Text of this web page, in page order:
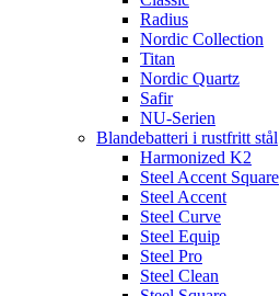
Radius
Nordic Collection
Titan
Nordic Quartz
Safir
NU-Serien
Blandebatteri i rustfritt stål
Harmonized K2
Steel Accent Square
Steel Accent
Steel Curve
Steel Equip
Steel Pro
Steel Clean